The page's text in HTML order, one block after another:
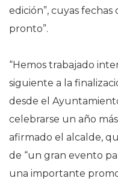
edición”, cuyas fechas
pronto”.
“Hemos trabajado
siguiente a la
desde el
celebrarse un año
afirmado el alcalde,
de “un gran evento
una importante